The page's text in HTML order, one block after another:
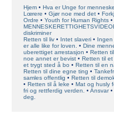
Hjem Hva er Unge for
Lœrere
Gjør noe med det
Ordre
Youth for Human Rights
diskriminer
Retten til liv
Intet slaveri Ingen
er alle like for loven.
Dine
uberettiget arrestasjon
Retten
noe annet er bevist
Retten til et
et trygt sted å bo
Retten til en
Retten til dine egne ting
samles offentlig
Retten til
Retten til å leke
Mat og husly
fri og rettferdig verden.
Ansvar
deg.